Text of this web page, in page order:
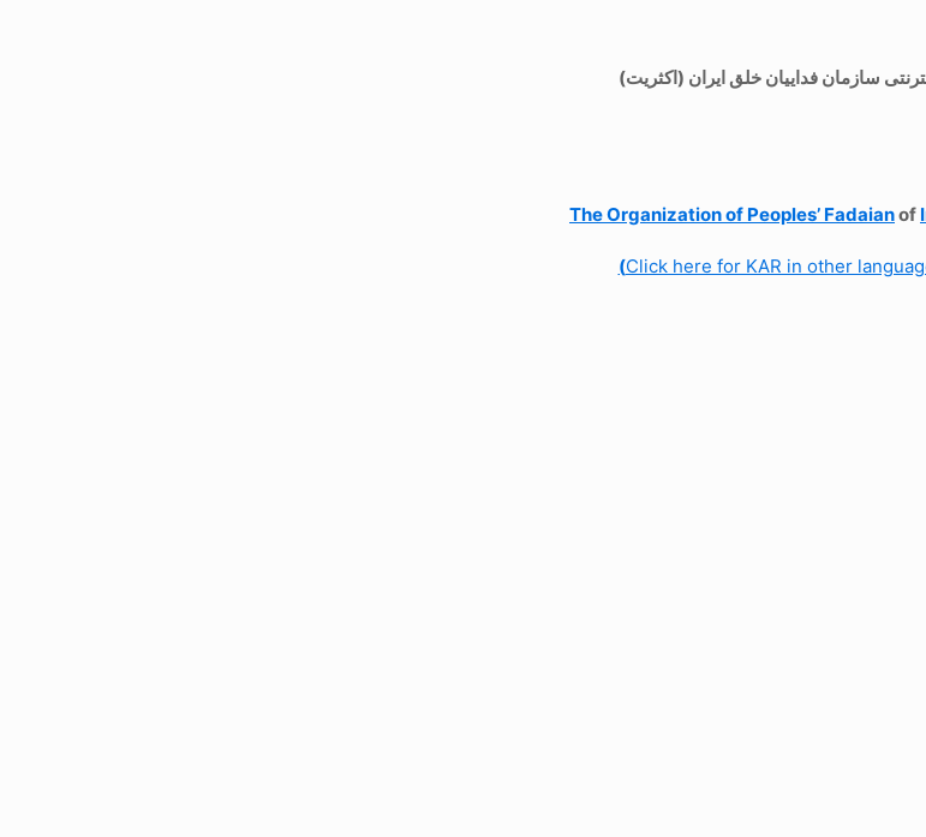
سازمان فداییان خلق ایران (اکثریت)
The Organization of Peoples’ Fadaianof
(Click here for KAR in other